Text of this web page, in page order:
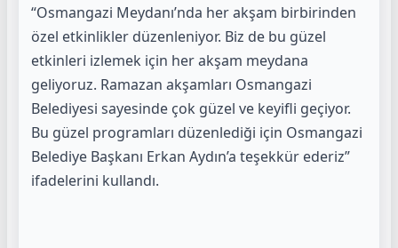
“Osmangazi Meydanı’nda her akşam birbirinden
özel etkinlikler düzenleniyor. Biz de bu güzel
etkinleri izlemek için her akşam meydana
geliyoruz. Ramazan akşamları Osmangazi
Belediyesi sayesinde çok güzel ve keyifli geçiyor.
Bu güzel programları düzenlediği için Osmangazi
Belediye Başkanı Erkan Aydın’a teşekkür ederiz”
ifadelerini kullandı.